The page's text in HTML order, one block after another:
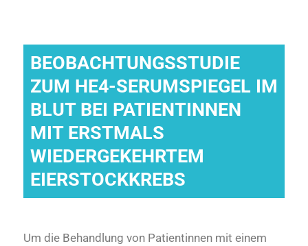
BEOBACHTUNGSSTUDIE
ZUM HE4-SERUMSPIEGEL IM
BLUT BEI PATIENTINNEN
MIT ERSTMALS
WIEDERGEKEHRTEM
EIERSTOCKKREBS
Um die Behandlung von Patientinnen mit einem